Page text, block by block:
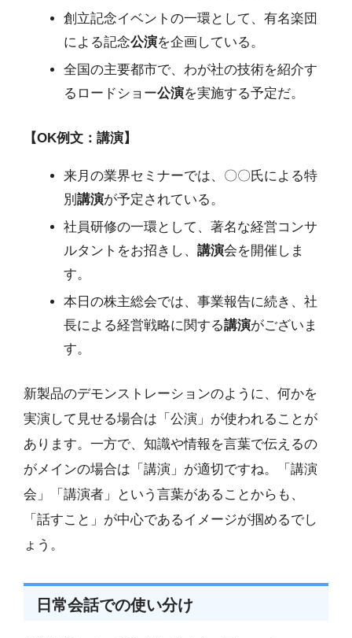
創立記念イベントの一環として、有名楽団
による記念公演を企画している。
全国の主要都市で、わが社の技術を紹介す
るロードショー公演を実施する予定だ。
【OK例文：講演】
来月の業界セミナーでは、〇〇氏による特
別 講演が予定されている。
社員研修の一環として、著名な経営コンサ
ルタントをお招きし、 講演会を開催しま
す。
本日の株主総会では、事業報告に続き、社
長による経営戦略に関する講演がございま
す。
新製品のデモンストレーションのように、何かを
実演して見せる場合は「公演」が使われることが
あります。一方で、知識や情報を言葉で伝えるの
がメインの場合は「講演」が適切ですね。「講演
会」「講演者」という言葉があることからも、
「話すこと」が中心であるイメージが掴めるでし
ょう。
日常会話での使い分け